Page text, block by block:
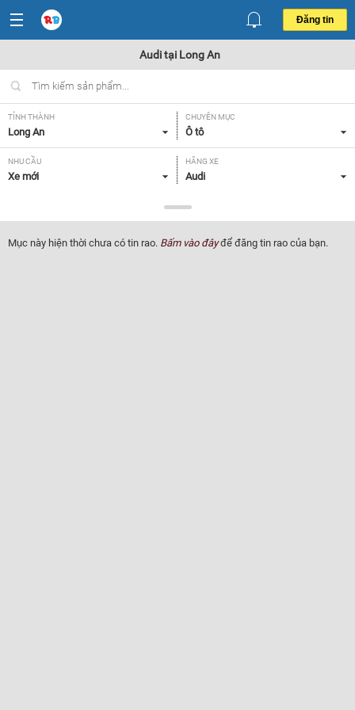
Đăng tin
Audi tại Long An
TỈNH THÀNH
Long An
CHUYÊN MỤC
Ô tô
NHU CẦU
Xe mới
HÃNG XE
Audi
Tất cả
NĂM SẢN XUẤT
Tất cả
GIÁ XE XUẤT XỨ
Mục này hiện thời chưa có tin rao. Bấm vào đâyđể đăng tin rao của bạn.